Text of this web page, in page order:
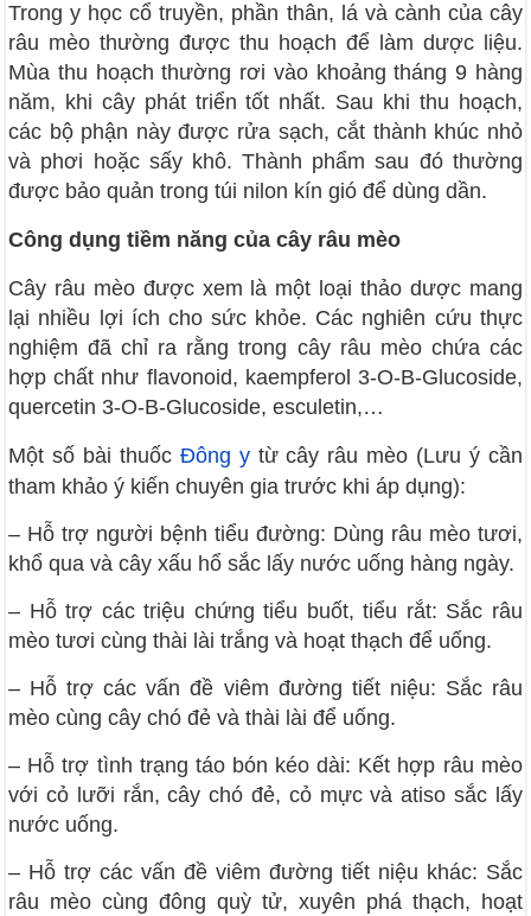
Trong y học cổ truyền, phần thân, lá và cành của cây
râu mèo thường được thu hoạch để làm dược liệu.
Mùa thu hoạch thường rơi vào khoảng tháng 9 hàng
năm, khi cây phát triển tốt nhất. Sau khi thu hoạch,
các bộ phận này được rửa sạch, cắt thành khúc nhỏ
và phơi hoặc sấy khô. Thành phẩm sau đó thường
được bảo quản trong túi nilon kín gió để dùng dần.
Công dụng tiềm năng của cây râu mèo
Cây râu mèo được xem là một loại thảo dược mang
lại nhiều lợi ích cho sức khỏe. Các nghiên cứu thực
nghiệm đã chỉ ra rằng trong cây râu mèo chứa các
hợp chất như flavonoid, kaempferol 3-O-B-Glucoside,
quercetin 3-O-B-Glucoside, esculetin,…
Một số bài thuốc Đông ytừ cây râu mèo (Lưu ý cần
tham khảo ý kiến chuyên gia trước khi áp dụng):
– Hỗ trợ người bệnh tiểu đường: Dùng râu mèo tươi,
khổ qua và cây xấu hổ sắc lấy nước uống hàng ngày.
– Hỗ trợ các triệu chứng tiểu buốt, tiểu rắt: Sắc râu
mèo tươi cùng thài lài trắng và hoạt thạch để uống.
– Hỗ trợ các vấn đề viêm đường tiết niệu: Sắc râu
mèo cùng cây chó đẻ và thài lài để uống.
– Hỗ trợ tình trạng táo bón kéo dài: Kết hợp râu mèo
với cỏ lưỡi rắn, cây chó đẻ, cỏ mực và atiso sắc lấy
nước uống.
– Hỗ trợ các vấn đề viêm đường tiết niệu khác: Sắc
râu mèo cùng đông quỳ tử, xuyên phá thạch, hoạt